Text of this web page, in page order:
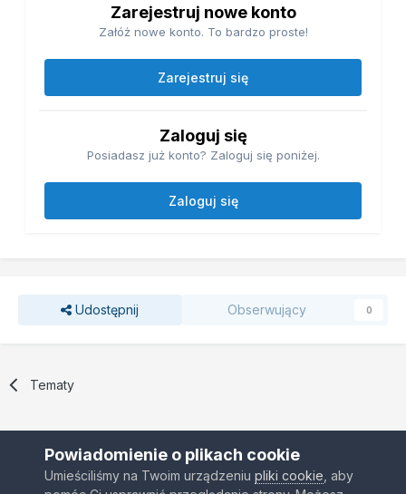
Zarejestruj nowe konto
Załóż nowe konto. To bardzo proste!
Zarejestruj się
Zaloguj się
Posiadasz już konto? Zaloguj się poniżej.
Zaloguj się
Udostępnij Obserwujący 0
Tematy
Powiadomienie o plikach cookie
Umieściliśmy na Twoim urządzeniu pliki cookie , aby